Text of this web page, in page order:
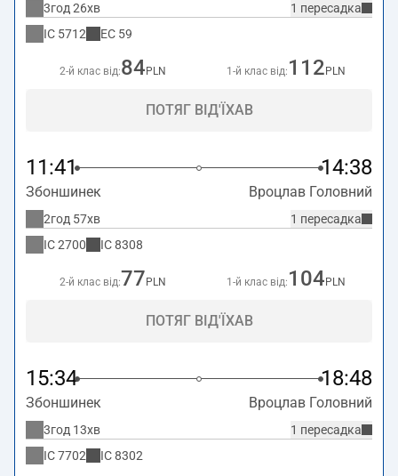
1 пересадка
3год 26хв
IC 5712 EC 59
2-й клас від:84 PLN 1-й клас від: 112 PLN
ПОТЯГ ВІД'ЇХАВ
11:41 14:38
Збоншинек Вроцлав Головний
1 пересадка
2год 57хв
IC2700 IC8308
2-й клас від:77 PLN 1-й клас від: 104 PLN
ПОТЯГ ВІД'ЇХАВ
15:34 18:48
Збоншинек Вроцлав Головний
1 пересадка
3год 13хв
IC7702 IC8302